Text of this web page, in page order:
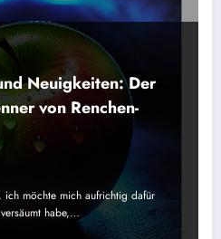
Neuigkeiten: Der
von Renchen-
ich möchte mich aufrichtig dafür
habe,…